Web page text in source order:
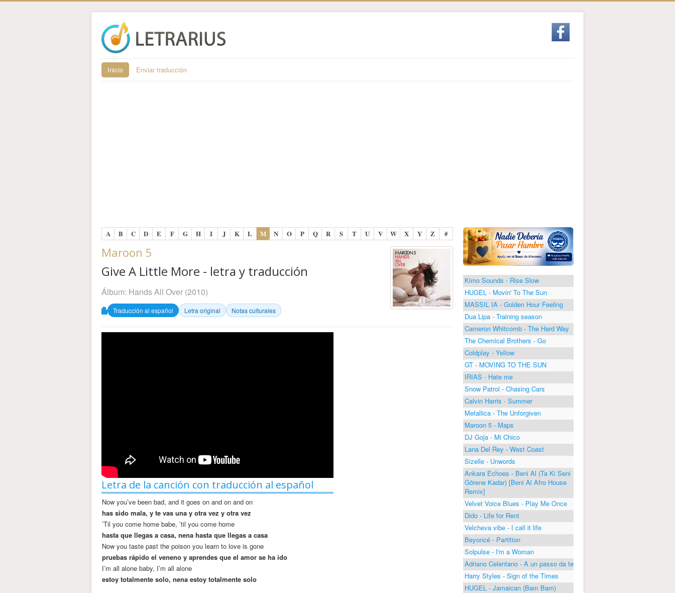
Inicio Enviar traducción
A B C D E F G H I J K L M N O P Q R S T U V W X Y Z #
Maroon 5
Give A Little More - letra y traducción
Álbum: Hands All Over (2010)
Traducción al español Letra original Notas culturales
Letra de la canción con traducción al español
Now you’ve been bad, and it goes on and on and on
has sido mala, y te vas una y otra vez y otra vez
’Til you come home babe, ’til you come home
hasta que llegas a casa, nena hasta que llegas a casa
Now you taste past the poison you learn to love is gone
pruebas rápido el veneno y aprendes que el amor se ha ido
I’m all alone baby, I’m all alone
estoy totalmente solo, nena estoy totalmente solo
Kimo Sounds - Rise Slow
HUGEL - Movin' To The Sun
MASSIL IA - Golden Hour Feeling
Dua Lipa - Training season
Cameron Whitcomb - The Hard Way
The Chemical Brothers - Go
Coldplay - Yellow
GT - MOVING TO THE SUN
IRIAS - Hate me
Snow Patrol - Chasing Cars
Calvin Harris - Summer
Metallica - The Unforgiven
Maroon 5 - Maps
DJ Goja - Mi Chico
Lana Del Rey - West Coast
Sizelle - Unwords
Ankara Echoes - Beni Al (Ta Ki Seni
Görene Kadar) [Beni Al Afro House
Remix]
Velvet Voice Blues - Play Me Once
Dido - Life for Rent
Velcheva vibe - I call it life
Beyoncé - Partition
Solpulse - I'm a Woman
Adriano Celentano - A un passo da te
Harry Styles - Sign of the Times
HUGEL - Jamaican (Bam Bam)